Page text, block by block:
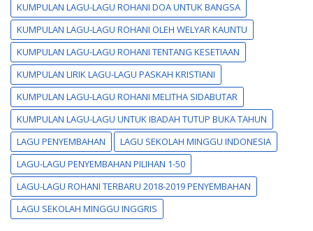
KUMPULAN LAGU-LAGU ROHANI DOA UNTUK BANGSA
KUMPULAN LAGU-LAGU ROHANI OLEH WELYAR KAUNTU
KUMPULAN LAGU-LAGU ROHANI TENTANG KESETIAAN
KUMPULAN LIRIK LAGU-LAGU PASKAH KRISTIANI
KUMPULAN LAGU-LAGU ROHANI MELITHA SIDABUTAR
KUMPULAN LAGU-LAGU UNTUK IBADAH TUTUP BUKA TAHUN
LAGU PENYEMBAHAN
LAGU SEKOLAH MINGGU INDONESIA
LAGU-LAGU PENYEMBAHAN PILIHAN 1-50
LAGU-LAGU ROHANI TERBARU 2018-2019 PENYEMBAHAN
LAGU SEKOLAH MINGGU INGGRIS